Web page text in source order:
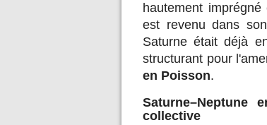
hautement
est revenu dans
Saturne était déjà
structurant pour
en Poisson.
Saturne–Neptune
collective